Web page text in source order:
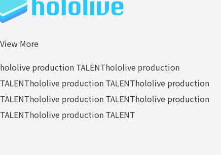
View More
hololive production TALENThololive production
TALENThololive production TALENThololive production
TALENThololive production TALENThololive production
TALENThololive production TALENT